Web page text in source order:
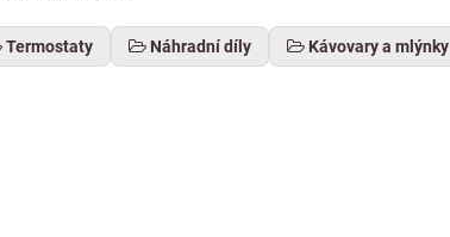
Termostaty Náhradní díly Kávovary a mlýnky